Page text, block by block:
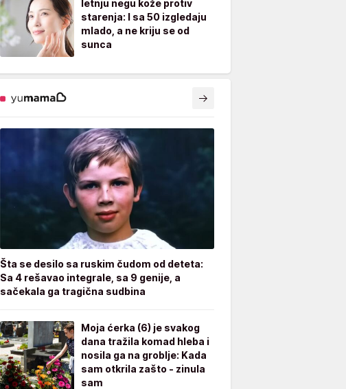
letnju negu kože protiv
starenja: I sa 50 izgledaju
mlado, a ne kriju se od
sunca
Šta se desilo sa ruskim čudom od deteta:
Sa 4 rešavao integrale, sa 9 genije, a
sačekala ga tragična sudbina
Moja ćerka (6) je svakog
dana tražila komad hleba i
nosila ga na groblje: Kada
sam otkrila zašto - zinula
sam